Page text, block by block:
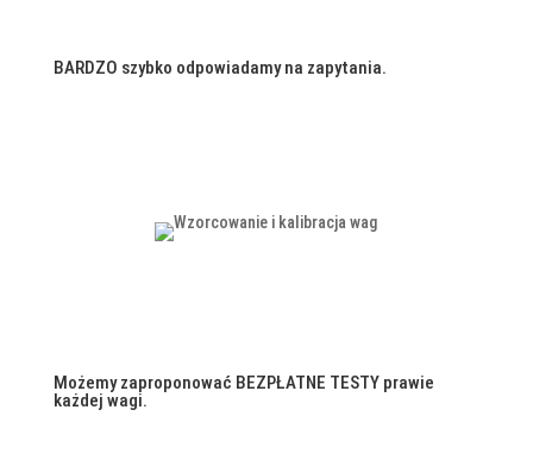
BARDZO szybko odpowiadamy na zapytania.
Możemy zaproponować BEZPŁATNE TESTY prawie
każdej wagi.